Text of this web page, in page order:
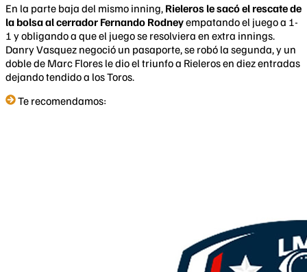
En la parte baja del mismo inning, Rieleros le sacó el rescate de
la bolsa al cerrador Fernando Rodneyempatando el juego a 1-
1 y obligando a que el juego se resolviera en extra innings.
Danry Vasquez negoció un pasaporte, se robó la segunda, y un
doble de Marc Flores le dio el triunfo a Rieleros en diez entradas
dejando tendido a los Toros.
Te recomendamos: